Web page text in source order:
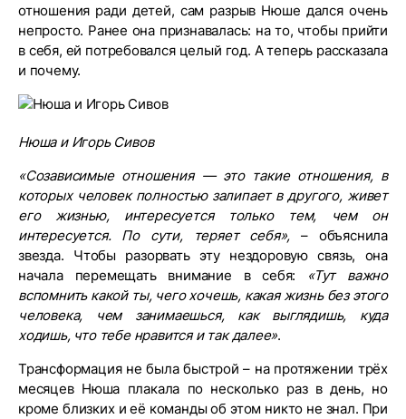
отношения ради детей, сам разрыв Нюше дался очень
непросто. Ранее она признавалась: на то, чтобы прийти
в себя, ей потребовался целый год. А теперь рассказала
и почему.
Нюша и Игорь Сивов
«Созависимые отношения — это такие отношения, в
которых человек полностью залипает в другого, живет
его жизнью, интересуется только тем, чем он
интересуется. По сути, теряет себя», – объяснила
звезда. Чтобы разорвать эту нездоровую связь, она
начала перемещать внимание в себя:
«Тут важно
вспомнить какой ты, чего хочешь, какая жизнь без этого
человека, чем занимаешься, как выглядишь, куда
ходишь, что тебе нравится и так далее».
Трансформация не была быстрой – на протяжении трёх
месяцев Нюша плакала по несколько раз в день, но
кроме близких и её команды об этом никто не знал. При